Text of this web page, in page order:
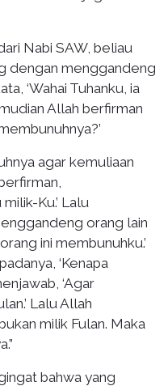
Nabi SAW, beliau
dengan menggandeng
‘Wahai Tuhanku, ia
Allah berfirman
agar kemuliaan
Ku.’ Lalu
orang lain
ini membunuhku.’
‘Kenapa
‘Agar
Lalu Allah
milik Fulan. Maka
bahwa yang